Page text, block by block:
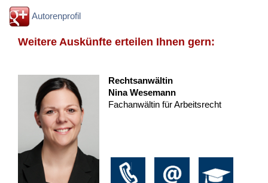
Autorenprofil
Weitere Auskünfte erteilen Ihnen gern:
Rechtsanwältin
Nina Wesemann
Fachanwältin für Arbeitsrecht